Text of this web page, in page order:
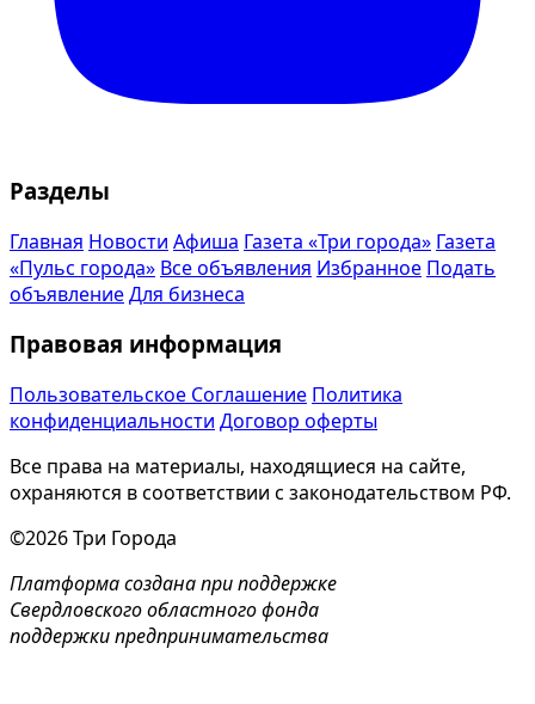
Разделы
Главная Новости Афиша Газета «Три города» Газета
«Пульс города» Все объявления Избранное Подать
объявлениеДля бизнеса
Правовая информация
Пользовательское Соглашение Политика
конфиденциальности Договор оферты
Все права на материалы, находящиеся на сайте,
охраняются в соответствии с законодательством РФ.
©2026 Три Города
Платформа создана при поддержке
Свердловского областного фонда
поддержки предпринимательства